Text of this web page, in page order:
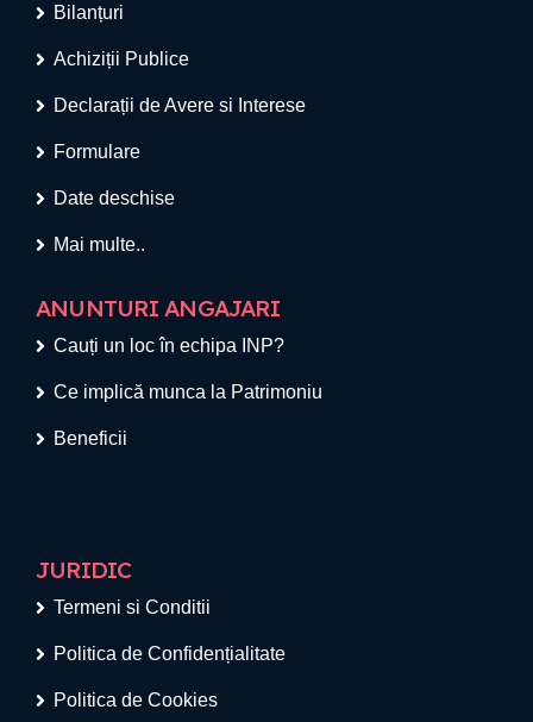
Bilanțuri
Achiziții Publice
Declarații de Avere si Interese
Formulare
Date deschise
Mai multe..
ANUNTURI ANGAJARI
Cauți un loc în echipa INP?
Ce implică munca la Patrimoniu
Beneficii
JURIDIC
Termeni si Conditii
Politica de Confidențialitate
Politica de Cookies